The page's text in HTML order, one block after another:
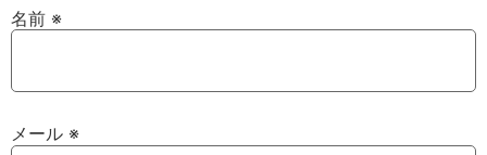
名前 ※
メール ※